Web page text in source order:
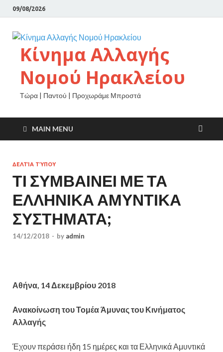
09/08/2026
Κίνημα Αλλαγής
Νομού Ηρακλείου
Τώρα | Παντού | Προχωράμε Μπροστά
MAIN MENU
ΔΕΛΤΊΑ ΤΎΠΟΥ
ΤΙ ΣΥΜΒΑΙΝΕΙ ΜΕ ΤΑ
ΕΛΛΗΝΙΚΑ ΑΜΥΝΤΙΚΑ
ΣΥΣΤΗΜΑΤΑ;
14/12/2018 - by admin
Αθήνα, 14 Δεκεμβρίου 2018
Ανακοίνωση του Τομέα Άμυνας του Κινήματος
Αλλαγής
Έχουν περάσει ήδη 15 ημέρες και τα Ελληνικά Αμυντικά